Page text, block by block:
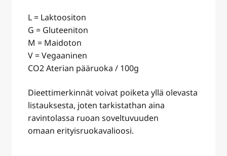
L = Laktoositon
G = Gluteeniton
M = Maidoton
V = Vegaaninen
CO2 Aterian pääruoka / 100g
Dieettimerkinnät voivat poiketa yllä olevasta
listauksesta, joten tarkistathan aina
ravintolassa ruoan soveltuvuuden
omaan erityisruokavalioosi.